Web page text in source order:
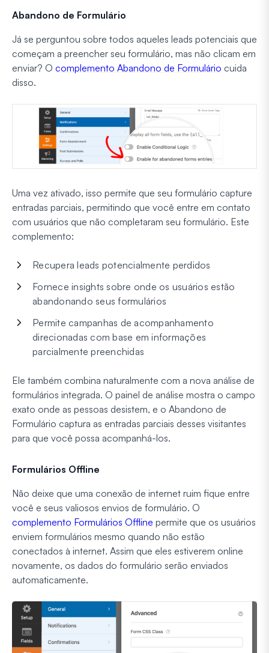
Abandono de Formulário
Já se perguntou sobre todos aqueles leads potenciais que
começam a preencher seu formulário, mas não clicam em
enviar? O complemento Abandono de Formulário cuida
disso.
Uma vez ativado, isso permite que seu formulário capture
entradas parciais, permitindo que você entre em contato
com usuários que não completaram seu formulário. Este
complemento:
Recupera leads potencialmente perdidos
Fornece insights sobre onde os usuários estão
abandonando seus formulários
Permite campanhas de acompanhamento
direcionadas com base em informações
parcialmente preenchidas
Ele também combina naturalmente com a nova análise de
formulários integrada. O painel de análise mostra o campo
exato onde as pessoas desistem, e o Abandono de
Formulário captura as entradas parciais desses visitantes
para que você possa acompanhá-los.
Formulários Offline
Não deixe que uma conexão de internet ruim fique entre
você e seus valiosos envios de formulário. O
complemento Formulários Offline permite que os usuários
enviem formulários mesmo quando não estão
conectados à internet. Assim que eles estiverem online
novamente, os dados do formulário serão enviados
automaticamente.